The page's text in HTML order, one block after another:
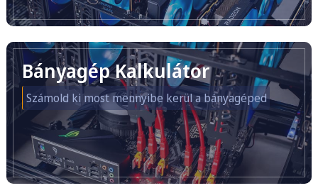
Bányagép Kalkulátor
Számold ki most mennyibe kerül a bányagéped